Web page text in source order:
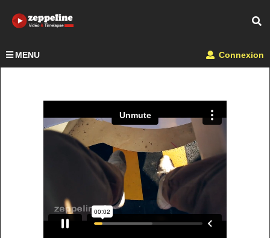
MENU Connexion